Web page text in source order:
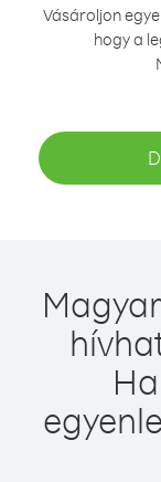
Vásároljon
hogy a